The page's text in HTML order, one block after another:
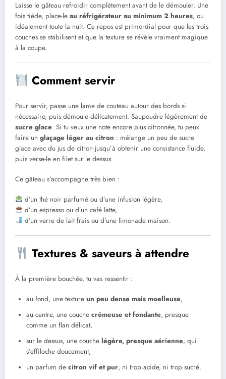
Laisse le gâteau refroidir complètement avant de le démouler. Une
fois tiède, place-le au réfrigérateur au minimum 2 heures, ou
idéalement toute la nuit. Ce repos est primordial pour que les trois
couches se stabilisent et que la texture se révèle vraiment magique
à la coupe.
Comment servir
Pour servir, passe une lame de couteau autour des bords si
nécessaire, puis démoule délicatement. Saupoudre légèrement de
sucre glace. Si tu veux une note encore plus citronnée, tu peux
faire un glaçage léger au citron : mélange un peu de sucre
glace avec du jus de citron jusqu’à obtenir une consistance fluide,
puis verse-le en filet sur le dessus.
Ce gâteau s’accompagne très bien :
d’un thé noir parfumé ou d’une infusion légère,
d’un espresso ou d’un café latte,
d’un verre de lait frais ou d’une limonade maison.
Textures & saveurs à attendre
À la première bouchée, tu vas ressentir :
au fond, une texture un peu dense mais moelleuse,
au centre, une couche crémeuse et fondante, presque
comme un flan délicat,
sur le dessus, une couche légère, presque aérienne, qui
s’effiloche doucement,
un parfum de citron vif et pur, ni trop acide, ni trop sucré.